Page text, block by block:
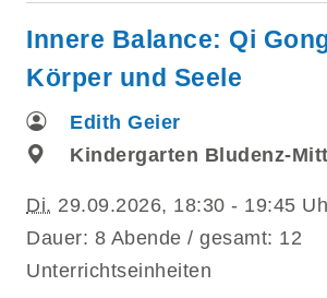
Innere Balance: Qi
Körper und Seele
Edith Geier
Kindergarten Bludenz-
Di. 29.09.2026, 18:30 - 19:45
Dauer: 8 Abende / gesamt: 12
Unterrichtseinheiten